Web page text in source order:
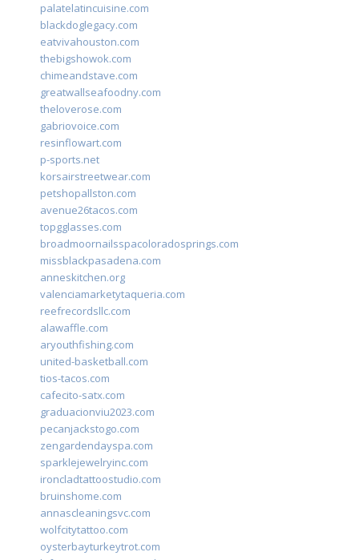
palatelatincuisine.com
blackdoglegacy.com
eatvivahouston.com
thebigshowok.com
chimeandstave.com
greatwallseafoodny.com
theloverose.com
gabriovoice.com
resinflowart.com
p-sports.net
korsairstreetwear.com
petshopallston.com
avenue26tacos.com
topgglasses.com
broadmoornailsspacoloradosprings.com
missblackpasadena.com
anneskitchen.org
valenciamarketytaqueria.com
reefrecordsllc.com
alawaffle.com
aryouthfishing.com
united-basketball.com
tios-tacos.com
cafecito-satx.com
graduacionviu2023.com
pecanjackstogo.com
zengardendayspa.com
sparklejewelryinc.com
ironcladtattoostudio.com
bruinshome.com
annascleaningsvc.com
wolfcitytattoo.com
oysterbayturkeytrot.com